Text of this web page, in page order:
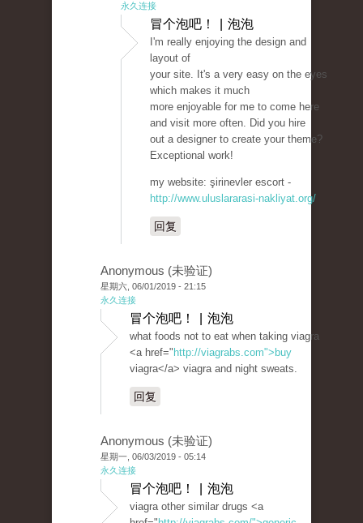
永久连接
冒个泡吧！ | 泡泡
I'm really enjoying the design and
layout of
your site. It's a very easy on the eyes
which makes it much
more enjoyable for me to come here
and visit more often. Did you hire
out a designer to create your theme?
Exceptional work!
my website: şirinevler escort -
http://www.uluslararasi-nakliyat.org/
回复
Anonymous (未验证)
星期六, 06/01/2019 - 21:15
永久连接
冒个泡吧！ | 泡泡
what foods not to eat when taking viagra
<a href=" http://viagrabs.com">buy
viagra</a> viagra and night sweats.
回复
Anonymous (未验证)
星期一, 06/03/2019 - 05:14
永久连接
冒个泡吧！ | 泡泡
viagra other similar drugs <a